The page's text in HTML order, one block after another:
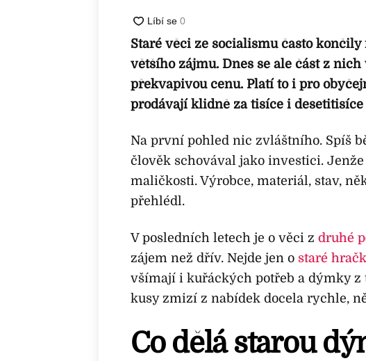
Staré věci ze socialismu často končily
většího zájmu. Dnes se ale část z
překvapivou cenu. Platí to i pro
prodávají klidně za tisíce i desetitisíce
Na první pohled nic zvláštního. Spíš
člověk schovával jako investici.
maličkosti. Výrobce, materiál, stav,
přehlédl.
V posledních letech je o věci z druhé
zájem než dřív. Nejde jen o staré
všímají i kuřáckých potřeb a dýmky z
kusy zmizí z nabídek docela rychle,
Co dělá starou